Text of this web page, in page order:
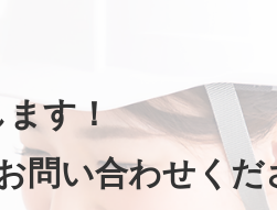
す！
問い合わせくだ